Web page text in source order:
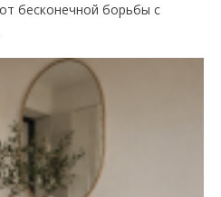
бесконечной борьбы с